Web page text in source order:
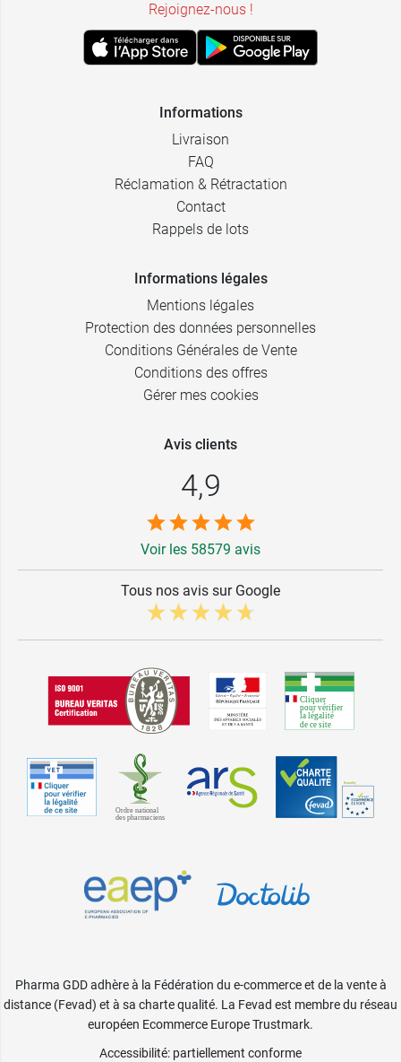
Rejoignez-nous !
Informations
Livraison
FAQ
Réclamation & Rétractation
Contact
Rappels de lots
Informations légales
Mentions légales
Protection des données personnelles
Conditions Générales de Vente
Conditions des offres
Gérer mes cookies
Avis clients
4,9
Voir les 58579 avis
Tous nos avis sur Google
Pharma GDD adhère à la Fédération du e-commerce et de la vente à
distance (Fevad) et à sa charte qualité. La Fevad est membre du réseau
européen Ecommerce Europe Trustmark.
Accessibilité: partiellement conforme